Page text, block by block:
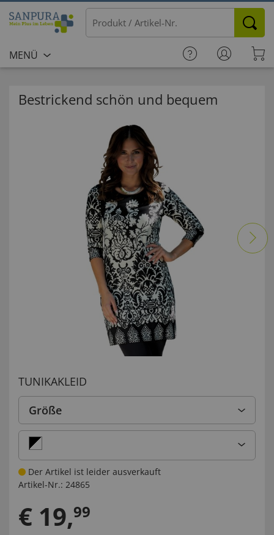
MENÜ
Bestrickend schön und bequem
TUNIKAKLEID
Größe
Der Artikel ist leider ausverkauft
Artikel-Nr.: 24865
€ 19,99